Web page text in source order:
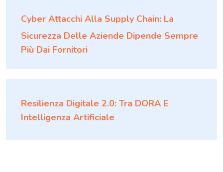
Cyber Attacchi Alla Supply Chain: La
Sicurezza Delle Aziende Dipende Sempre
Più Dai Fornitori
Resilienza Digitale 2.0: Tra DORA E
Intelligenza Artificiale